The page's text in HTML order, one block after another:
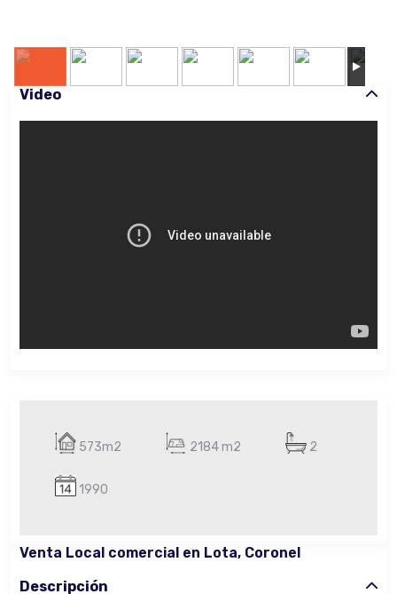
573m2 2184 m2 2
1990
Venta Local comercial en Lota, Coronel
Descripción
Video